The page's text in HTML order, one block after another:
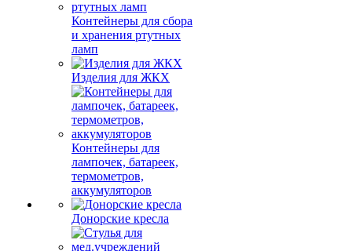
Контейнеры для сбора
и хранения ртутных
ламп
Изделия для ЖКХ
Контейнеры для
лампочек, батареек,
термометров,
аккумуляторов
Донорские кресла